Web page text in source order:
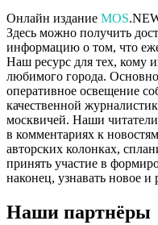
Онлайн издание MOS
Здесь можно получить
информацию о том, что
Наш ресурс для тех, кому
любимого города.
оперативное освещение
качественной
москвичей. Наши
в комментариях к
авторских колонках,
принять участие в
наконец, узнавать новое и
Наши партнёры